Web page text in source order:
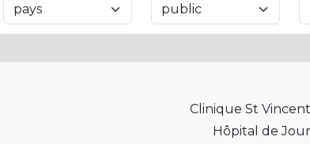
Clinique St
Hôpital de